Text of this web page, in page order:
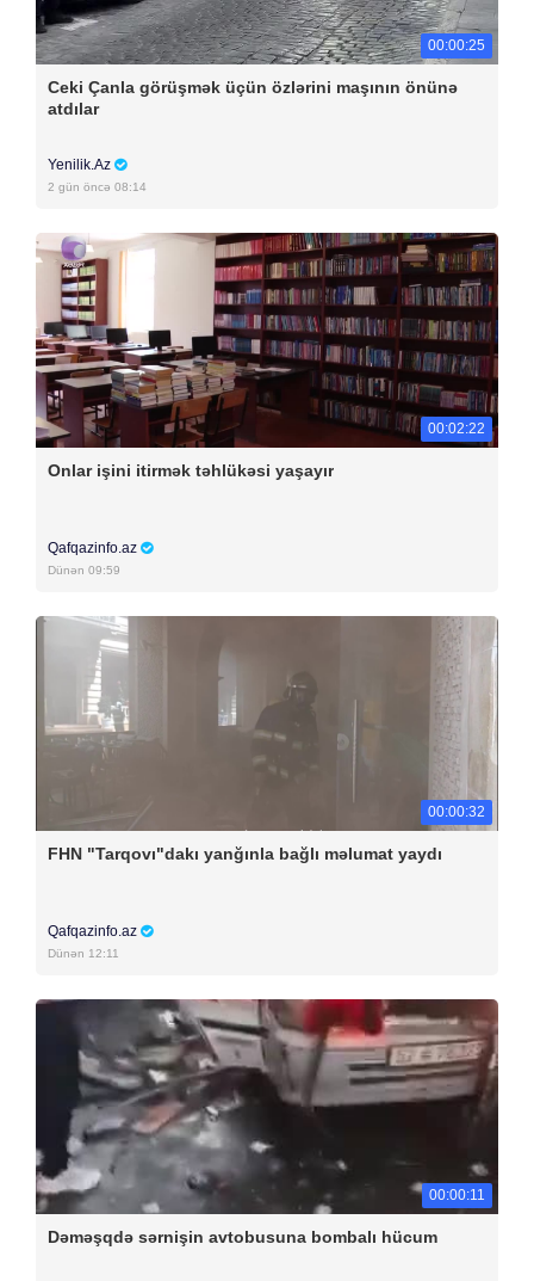
00:00:25
Ceki Çanla görüşmək üçün özlərini maşının önünə
atdılar
Yenilik.Az
2 gün öncə 08:14
00:02:22
Onlar işini itirmək təhlükəsi yaşayır
Qafqazinfo.az
Dünən 09:59
00:00:32
FHN "Tarqovı"dakı yanğınla bağlı məlumat yaydı
Qafqazinfo.az
Dünən 12:11
00:00:11
Dəməşqdə sərnişin avtobusuna bombalı hücum